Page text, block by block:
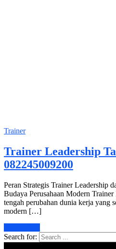
Trainer
Trainer Leadership
082245009200
Peran Strategis Trainer Leadership
Budaya Perusahaan Modern
tengah perubahan dunia kerja yang
modern […]
Search for: